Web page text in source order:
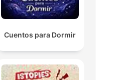
Cuentos para Dormir